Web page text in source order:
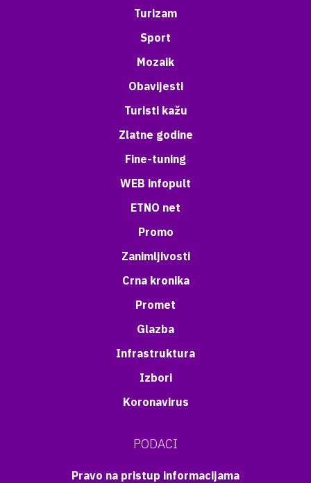
Turizam
Sport
Mozaik
Obavijesti
Turisti kažu
Zlatne godine
Fine-tuning
WEB infopult
ETNO net
Promo
Zanimljivosti
Crna kronika
Promet
Glazba
Infrastruktura
Izbori
Koronavirus
PODACI
Pravo na pristup informacijama